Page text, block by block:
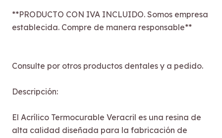
**PRODUCTO CON IVA INCLUIDO. Somos empresa
establecida. Compre de manera responsable**
Consulte por otros productos dentales y a pedido.
Descripción:
El Acrílico Termocurable Veracril es una resina de
alta calidad diseñada para la fabricación de